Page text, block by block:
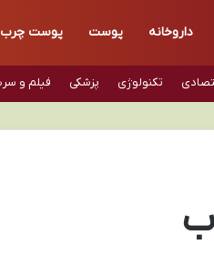
داروخانه پوست پوست چرب
تکنولوژی پزشکی فیلم و